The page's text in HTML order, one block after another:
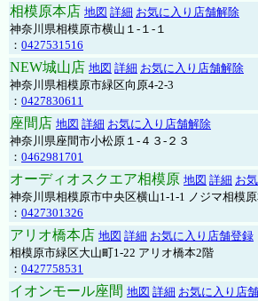
相模原本店 地図 詳細 お気に入り店舗解除
神奈川県相模原市横山１-１-１
： 0427531516
NEW城山店 地図 詳細 お気に入り店舗解除
神奈川県相模原市緑区向原4-2-3
： 0427830611
座間店 地図 詳細 お気に入り店舗解除
神奈川県座間市小松原１-４３-２３
： 0462981701
オーディオスクエア相模原 地図 詳細 お
神奈川県相模原市中央区横山1-1-1 ノジマ相模
： 0427301326
アリオ橋本店 地図 詳細 お気に入り店舗登録
相模原市緑区大山町1-22 アリオ橋本2階
： 0427758531
イオンモール座間 地図 詳細 お気に入り店